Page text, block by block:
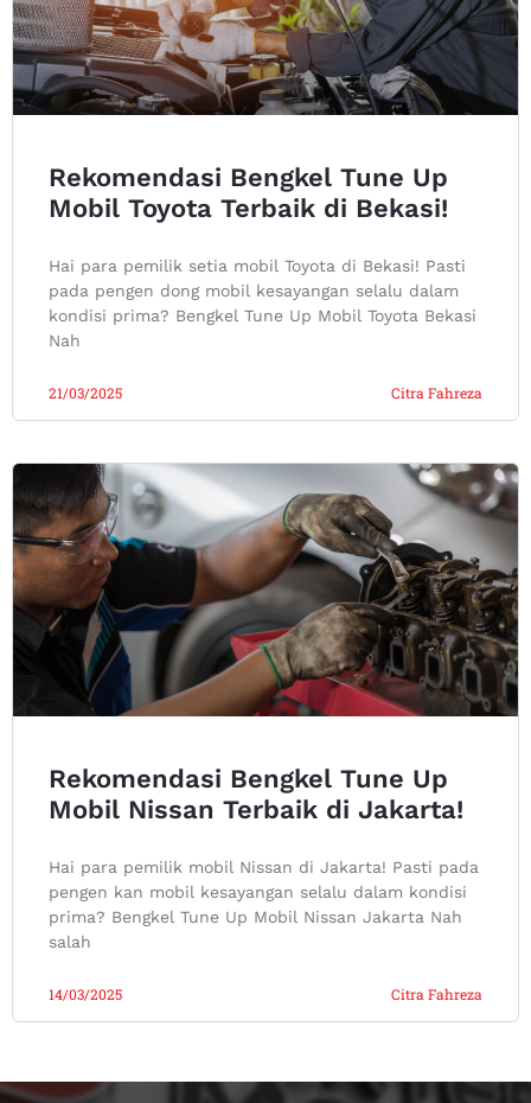
Rekomendasi Bengkel Tune Up
Mobil Toyota Terbaik di Bekasi!
Hai para pemilik setia mobil Toyota di Bekasi! Pasti
pada pengen dong mobil kesayangan selalu dalam
kondisi prima? Bengkel Tune Up Mobil Toyota Bekasi
Nah
Citra Fahreza
21/03/2025
Rekomendasi Bengkel Tune Up
Mobil Nissan Terbaik di Jakarta!
Hai para pemilik mobil Nissan di Jakarta! Pasti pada
pengen kan mobil kesayangan selalu dalam kondisi
prima? Bengkel Tune Up Mobil Nissan Jakarta Nah
salah
Citra Fahreza
14/03/2025